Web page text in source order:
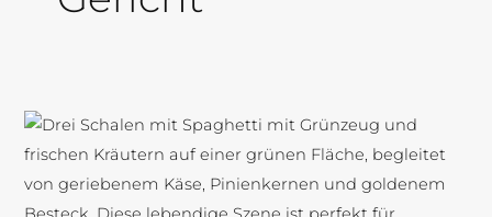
Spaghetti
mit
Knoblauch
und